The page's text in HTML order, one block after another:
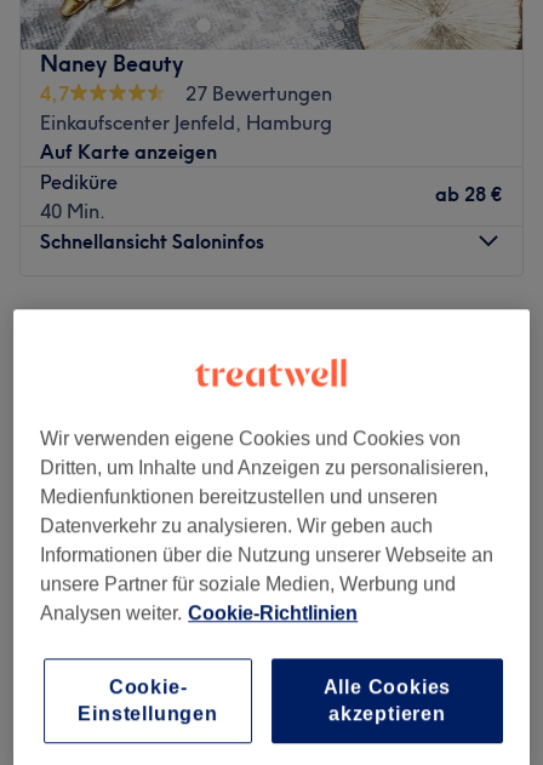
Naney Beauty
4,7
27 Bewertungen
Einkaufscenter Jenfeld, Hamburg
Auf Karte anzeigen
Pediküre
40 Min.
ab 28 €
Schnellansicht Saloninfos
Montag 09:30–19:30
Freitag
09:30
Samstag
09:30 –18:00
Sonntag
Geschlossen
Im professionellen Studio Naney Beauty in Hamburg-
Harburg kannst du dich entspannt zurücklehnen,
während die Experten deine Hände und Füße mit einer
großen Auswahl an langanhaltenden Lacken oder
Designs verschönern. Egal ob du dir ausgefallene Design
oder natürlich gepflegte Nägel zaubern lassen willst, bei
der großen Auswahl an Maniküre und Pediküren,
langanhaltenden Lacken und Nagelmodellagen ist
Lion Nails
177 Bewertungen
Wandsbek, Hamburg
Auf Karte anzeigen
Wir verwenden eigene Cookies und Cookies von
Dritten, um Inhalte und Anzeigen zu personalisieren,
Medienfunktionen bereitzustellen und unseren
Datenverkehr zu analysieren. Wir geben auch
Informationen über die Nutzung unserer Webseite an
unsere Partner für soziale Medien, Werbung und
Analysen weiter. Cookie-Richtlinien
Cookie-
Einstellungen
Alle Cookies
akzeptieren